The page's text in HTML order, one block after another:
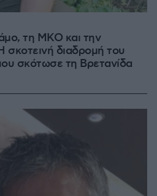
τη ΜΚΟ και την
σκοτεινή διαδρομή του
σκότωσε τη Βρετανίδα